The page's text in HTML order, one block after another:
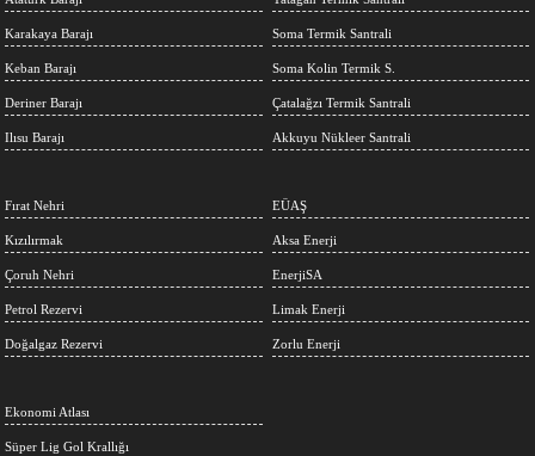
Karakaya Barajı
Keban Barajı
Deriner Barajı
Ilısu Barajı
Soma Termik Santrali
Soma Kolin Termik S.
Çatalağzı Termik Santrali
Akkuyu Nükleer Santrali
Fırat Nehri
Kızılırmak
Çoruh Nehri
Petrol Rezervi
Doğalgaz Rezervi
EÜAŞ
Aksa Enerji
EnerjiSA
Limak Enerji
Zorlu Enerji
Ekonomi Atlası
Süper Lig Gol Krallığı